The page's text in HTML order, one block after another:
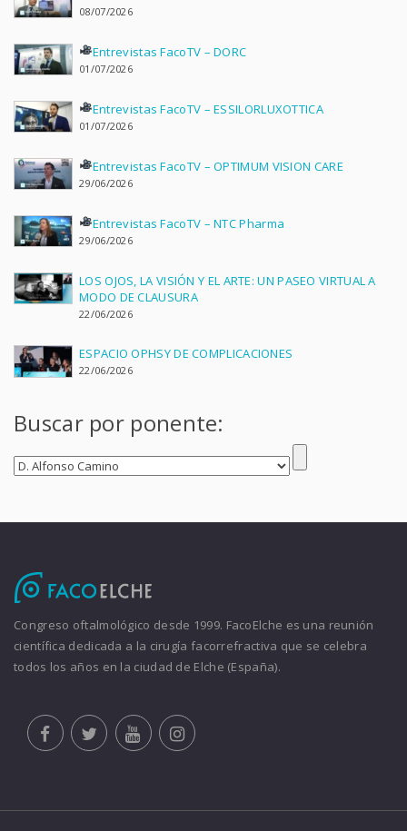
08/07/2026
Entrevistas FacoTV – DORC
01/07/2026
Entrevistas FacoTV – ESSILORLUXOTTICA
01/07/2026
Entrevistas FacoTV – OPTIMUM VISION CARE
29/06/2026
Entrevistas FacoTV – NTC Pharma
29/06/2026
LOS OJOS, LA VISIÓN Y EL ARTE: UN PASEO VIRTUAL A
MODO DE CLAUSURA
22/06/2026
ESPACIO OPHSY DE COMPLICACIONES
22/06/2026
Buscar por ponente:
Congreso oftalmológico desde 1999. FacoElche es una reunión
científica dedicada a la cirugía facorrefractiva que se celebra
todos los años en la ciudad de Elche (España).